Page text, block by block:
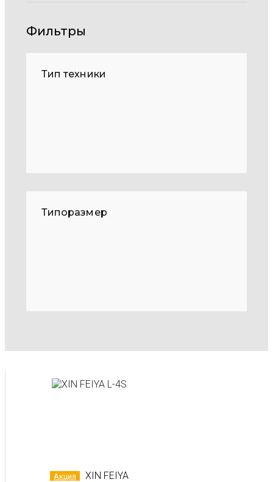
Фильтры
Тип техники
Типоразмер
Акция
XIN FEIYA